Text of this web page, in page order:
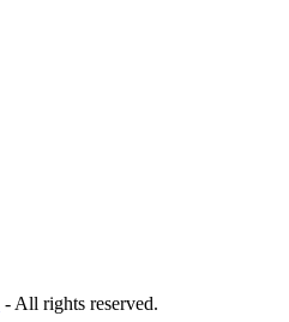
- All rights reserved.